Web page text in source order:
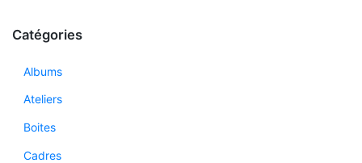
Catégories
Albums
Ateliers
Boites
Cadres